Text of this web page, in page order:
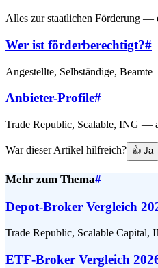
Alles zur staatlichen Förderung —
Wer ist förderberechtigt?#
Angestellte, Selbständige,
Anbieter-Profile#
Trade Republic, Scalable, ING —
War dieser Artikel hilfreich? 👍 Ja
Mehr zum Thema#
Depot-Broker Vergleich
Trade Republic, Scalable
ETF-Broker Vergleich